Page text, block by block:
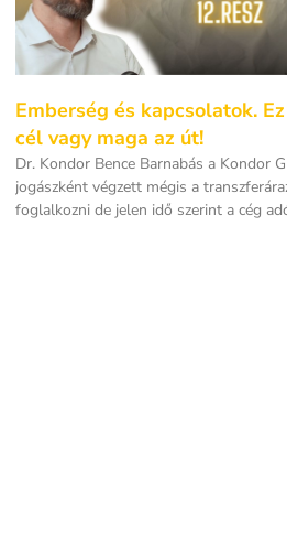
Emberség és kapcsolatok.
cél vagy maga az út!
Dr. Kondor Bence Barnabás a Kondor
jogászként végzett mégis a
foglalkozni de jelen idő szerint a cég